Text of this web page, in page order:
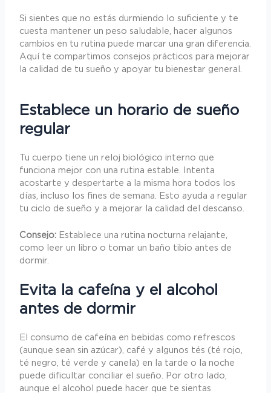
Si sientes que no estás durmiendo lo suficiente y te
cuesta mantener un peso saludable, hacer algunos
cambios en tu rutina puede marcar una gran diferencia.
Aquí te compartimos consejos prácticos para mejorar
la calidad de tu sueño y apoyar tu bienestar general.
Establece un horario de sueño
regular
Tu cuerpo tiene un reloj biológico interno que
funciona mejor con una rutina estable. Intenta
acostarte y despertarte a la misma hora todos los
días, incluso los fines de semana. Esto ayuda a regular
tu ciclo de sueño y a mejorar la calidad del descanso.
Consejo: Establece una rutina nocturna relajante,
como leer un libro o tomar un baño tibio antes de
dormir.
Evita la cafeína y el alcohol
antes de dormir
El consumo de cafeína en bebidas como refrescos
(aunque sean sin azúcar), café y algunos tés (té rojo,
té negro, té verde y canela) en la tarde o la noche
puede dificultar conciliar el sueño. Por otro lado,
aunque el alcohol puede hacer que te sientas